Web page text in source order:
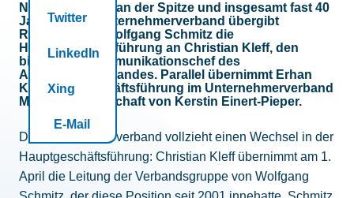
Twitter
LinkedIn
Xing
E-Mail
Nach 25 Jahren an der Spitze und insgesamt fast 40
Jahren beim Unternehmerverband übergibt
Rechtsanwalt Wolfgang Schmitz die
Hauptgeschäftsführung an Christian Kleff, den
bisherigen Kommunikationschef des
Arbeitgeberverbandes. Parallel übernimmt Erhan
Köse die Geschäftsführung im Unternehmerverband
Mülheimer Wirtschaft von Kerstin Einert-Pieper.
Der Unternehmerverband vollzieht einen Wechsel in der
Hauptgeschäftsführung: Christian Kleff übernimmt am 1.
April die Leitung der Verbandsgruppe von Wolfgang